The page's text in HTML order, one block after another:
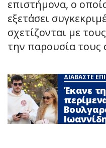
επιστήμονα, ο
εξετάσει
σχετίζονται με
την παρουσία τους
ΔΙΑΒΑΣΤΕ
Έκανε